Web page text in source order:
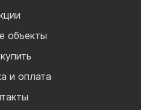
объекты
и оплата